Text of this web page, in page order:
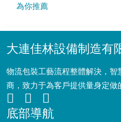
為你推薦
大連佳林設備制造有
物流包裝工藝流程整體解決，
商，致力于為客戶提供量身定做
底部導航